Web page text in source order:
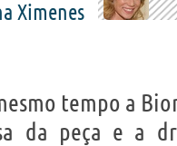
Ximenes
tempo a
da peça e a